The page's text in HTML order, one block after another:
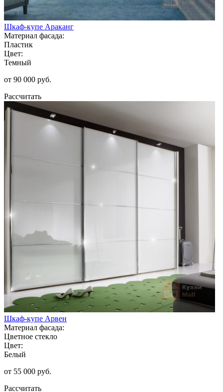
Шкаф-купе Араканг
Материал фасада:
Пластик
Цвет:
Темный
от 90 000 руб.
Рассчитать
Шкаф-купе Арвен
Материал фасада:
Цветное стекло
Цвет:
Белый
от 55 000 руб.
Рассчитать